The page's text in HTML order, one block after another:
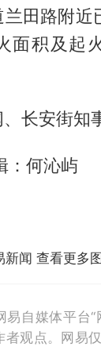
田路附近
面积及起
长安街知
：何沁屿
新闻 查看更多
自媒体平台“
者观点。网易